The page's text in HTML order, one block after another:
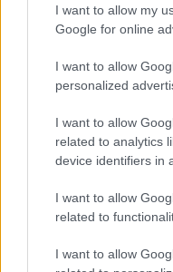
I want to allow my
Google for online
I want to allow
personalized
I want to allow
related to analytics
device identifiers in
I want to allow
related to
I want to allow
(egész évben
Nagyvirágú
x grandiflora